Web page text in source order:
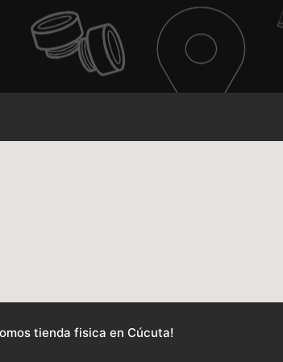
tienda fisica en Cúcuta!